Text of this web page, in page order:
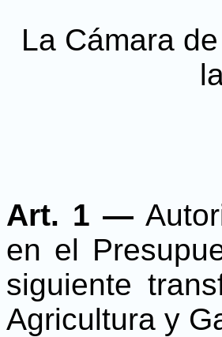
La Cámara
Art. 1 —
en el
siguiente
Agricultura y